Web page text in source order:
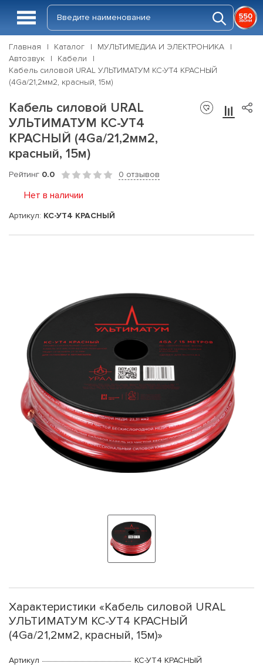
Главная Каталог
МУЛЬТИМЕДИА И ЭЛЕКТРОНИКА
Автозвук
Кабели
Кабель силовой URAL УЛЬТИМАТУМ КС-УТ4 КРАСНЫЙ
(4Ga/21,2мм2, красный, 15м)
Кабель силовой URAL
УЛЬТИМАТУМ КС-УТ4
КРАСНЫЙ (4Ga/21,2мм2,
красный, 15м)
Рейтинг 0.0 0 отзывов
Нет в наличии
Артикул: КС-УТ4 КРАСНЫЙ
Характеристики «Кабель силовой URAL
УЛЬТИМАТУМ КС-УТ4 КРАСНЫЙ
(4Ga/21,2мм2, красный, 15м)»
Артикул
КС-УТ4 КРАСНЫЙ